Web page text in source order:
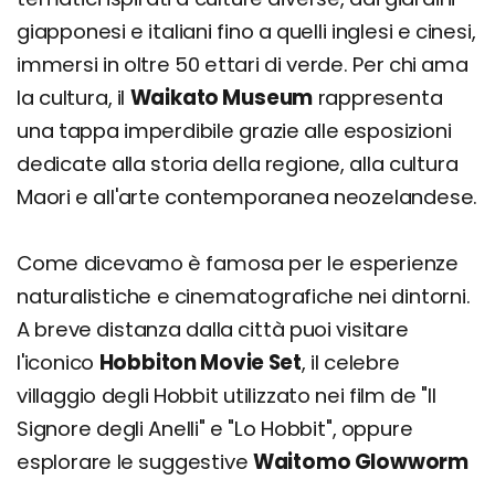
giapponesi e italiani fino a quelli inglesi e cinesi,
immersi in oltre 50 ettari di verde. Per chi ama
la cultura, il Waikato Museum rappresenta
una tappa imperdibile grazie alle esposizioni
dedicate alla storia della regione, alla cultura
Maori e all'arte contemporanea neozelandese.
Come dicevamo è famosa per le esperienze
naturalistiche e cinematografiche nei dintorni.
A breve distanza dalla città puoi visitare
l'iconico Hobbiton Movie Set, il celebre
villaggio degli Hobbit utilizzato nei film de "Il
Signore degli Anelli" e "Lo Hobbit", oppure
esplorare le suggestive Waitomo Glowworm